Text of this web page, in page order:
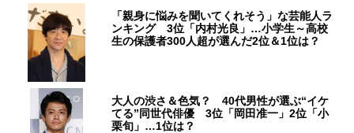
「親身に悩みを聞いてくれそう」な芸能人ラ
ンキング 3位「内村光良」…小学生～高校
生の保護者300人超が選んだ2位＆1位は？
大人の渋さ＆色気？ 40代男性が選ぶ“イケ
てる”同世代俳優 3位「岡田准一」2位「小
栗旬」…1位は？